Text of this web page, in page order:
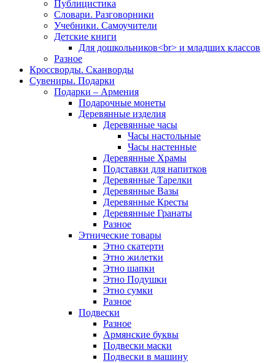
Публицистика
Словари. Разговорники
Учебники. Самоучители
Детские книги
Для дошкольников<br> и младших классов
Разное
Кроссворды. Сканворды
Сувениры. Подарки
Подарки – Армения
Подарочные монеты
Деревянные изделия
Деревянные часы
Часы настольные
Часы настенные
Деревянные Храмы
Подставки для напитков
Деревянные Тарелки
Деревянные Вазы
Деревянные Кресты
Деревянные Гранаты
Разное
Этнические товары
Этно скатерти
Этно жилетки
Этно шапки
Этно Подушки
Этно сумки
Разное
Подвески
Разное
Армянские буквы
Подвески маски
Подвески в машину